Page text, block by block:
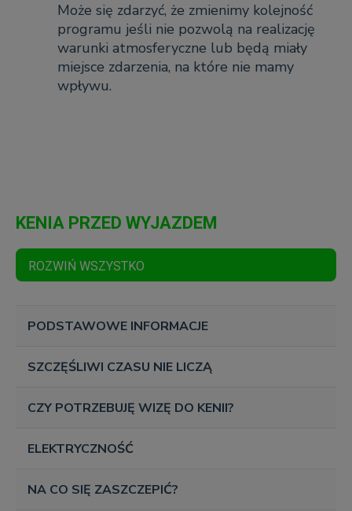
Może się zdarzyć, że zmienimy kolejność
programu jeśli nie pozwolą na realizację
warunki atmosferyczne lub będą miały
miejsce zdarzenia, na które nie mamy
wpływu.
KENIA PRZED WYJAZDEM
ROZWIŃ WSZYSTKO
PODSTAWOWE INFORMACJE
SZCZĘŚLIWI CZASU NIE LICZĄ
CZY POTRZEBUJĘ WIZĘ DO KENII?
ELEKTRYCZNOŚĆ
NA CO SIĘ ZASZCZEPIĆ?